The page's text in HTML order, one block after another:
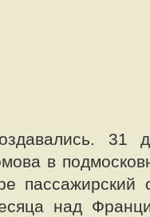
31
в
пассажирский
над